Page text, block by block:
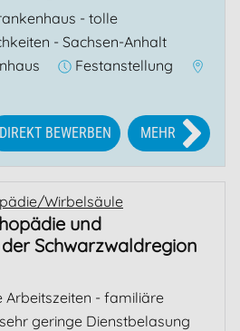
- tolle
- Sachsen-Anhalt
Festanstellung
MEHR
DIREKT BEWERBEN
Wirbelsäule
und
Schwarzwaldregion
Arbeitszeiten - familiäre
geringe Dienstbelasung